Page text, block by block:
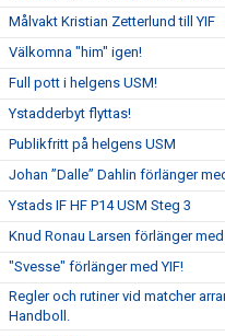
Målvakt Kristian Zetterlund till YIF
Välkomna "him" igen!
Full pott i helgens USM!
Ystadderbyt flyttas!
Publikfritt på helgens USM
Johan ”Dalle” Dahlin förlänger
Ystads IF HF P14 USM Steg 3
Knud Ronau Larsen förlänger med
"Svesse" förlänger med YIF!
Regler och rutiner vid matcher
Handboll.